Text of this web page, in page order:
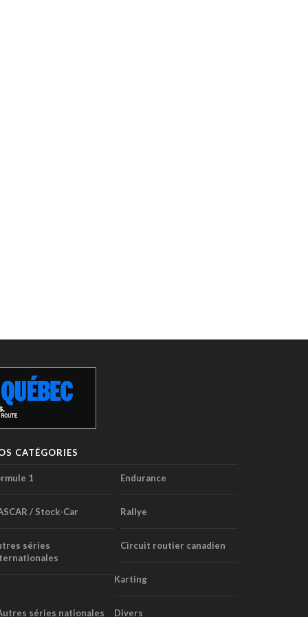
CATÉGORIES
1 Endurance
/ Stock-Car Rallye
séries
Circuit routier canadien
Karting
séries nationales Divers